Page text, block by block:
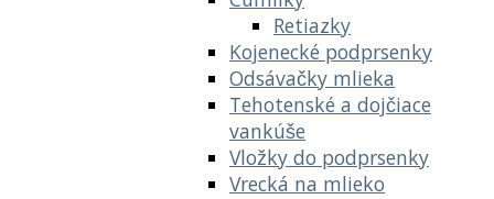
Retiazky
Kojenecké podprsenky
Odsávačky mlieka
Tehotenské a dojčiace
vankúše
Vložky do podprsenky
Vrecká na mlieko